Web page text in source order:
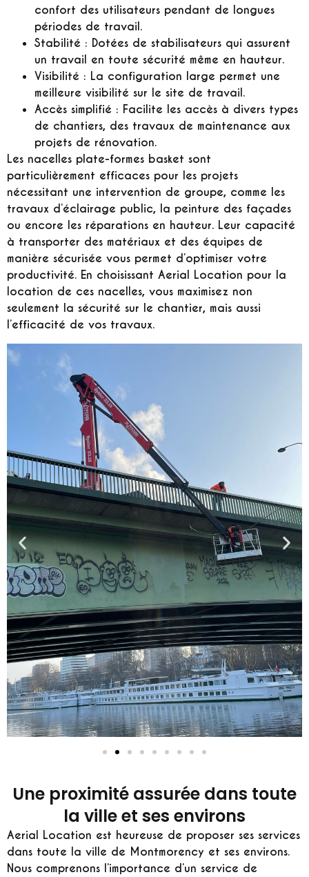
confort des utilisateurs pendant de longues
périodes de travail.
Stabilité : Dotées de stabilisateurs qui assurent
un travail en toute sécurité même en hauteur.
Visibilité : La configuration large permet une
meilleure visibilité sur le site de travail.
Accès simplifié : Facilite les accès à divers types
de chantiers, des travaux de maintenance aux
projets de rénovation.
Les nacelles plate-formes basket sont
particulièrement efficaces pour les projets
nécessitant une intervention de groupe, comme les
travaux d’éclairage public, la peinture des façades
ou encore les réparations en hauteur. Leur capacité
à transporter des matériaux et des équipes de
manière sécurisée vous permet d’optimiser votre
productivité. En choisissant Aerial Location pour la
location de ces nacelles, vous maximisez non
seulement la sécurité sur le chantier, mais aussi
l’efficacité de vos travaux.
Une proximité assurée dans toute
la ville et ses environs
Aerial Location est heureuse de proposer ses services
dans toute la ville de Montmorency et ses environs.
Nous comprenons l’importance d’un service de